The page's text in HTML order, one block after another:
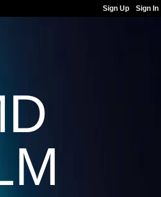
Sign Up Sign In